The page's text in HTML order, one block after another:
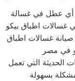
أي عطل في غسالة
غسالات اطباق بيكو
بسهولة